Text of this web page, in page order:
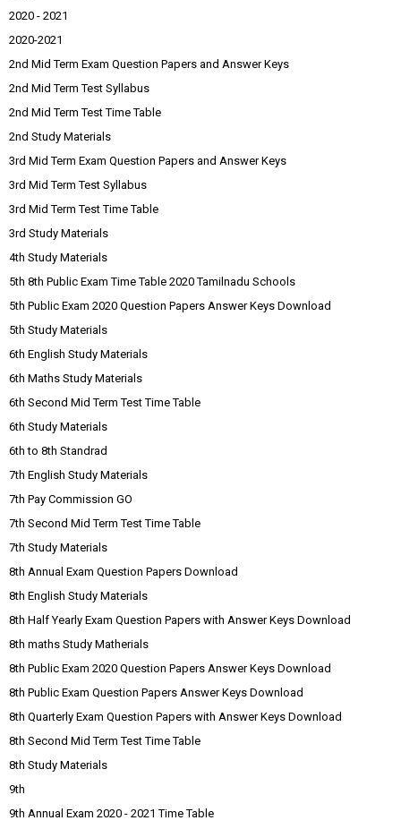
2020 - 2021
2020-2021
2nd Mid Term Exam Question Papers and Answer Keys
2nd Mid Term Test Syllabus
2nd Mid Term Test Time Table
2nd Study Materials
3rd Mid Term Exam Question Papers and Answer Keys
3rd Mid Term Test Syllabus
3rd Mid Term Test Time Table
3rd Study Materials
4th Study Materials
5th 8th Public Exam Time Table 2020 Tamilnadu Schools
5th Public Exam 2020 Question Papers Answer Keys Download
5th Study Materials
6th English Study Materials
6th Maths Study Materials
6th Second Mid Term Test Time Table
6th Study Materials
6th to 8th Standrad
7th English Study Materials
7th Pay Commission GO
7th Second Mid Term Test Time Table
7th Study Materials
8th Annual Exam Question Papers Download
8th English Study Materials
8th Half Yearly Exam Question Papers with Answer Keys Download
8th maths Study Matherials
8th Public Exam 2020 Question Papers Answer Keys Download
8th Public Exam Question Papers Answer Keys Download
8th Quarterly Exam Question Papers with Answer Keys Download
8th Second Mid Term Test Time Table
8th Study Materials
9th
9th Annual Exam 2020 - 2021 Time Table